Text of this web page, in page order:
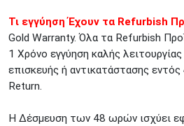
Τι εγγύηση Έχουν τα Refurbish
Gold Warranty. Όλα τα Refurbish
1 Χρόνο εγγύηση καλής
επισκευής ή αντικατάστασης εντός
Return.
Η Δέσμευση των 48 ωρών ισχύει